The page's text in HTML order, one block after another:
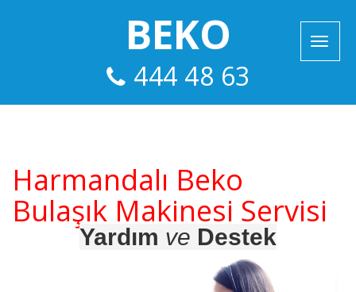
BEKO
444 48 63
Harmandalı Beko
Bulaşık Makinesi Servisi
Yardım ve Destek